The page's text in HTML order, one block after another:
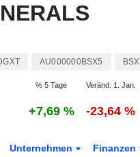
AU000000BSX5 BSX
% 5 Tage Veränd. 1. Jan.
+7,69 % -23,64 %
Unternehmen Finanzen